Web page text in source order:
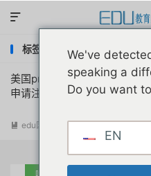

标签：Proton Mail Plus 50%
美国proton全家桶服务学生专
申请注册教程
 edu国外优惠 阅读(3345)
We've
speaking a
Do you want
EN